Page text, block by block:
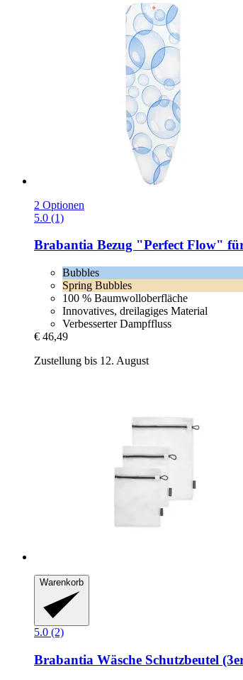
2 Optionen
5.0 (1)
Brabantia Bezug "Perfect Flow"
Bubbles
Spring Bubbles
100 % Baumwolloberfläche
Innovatives, dreilagiges Material
Verbesserter Dampffluss
€ 46,49
Zustellung bis 12. August
Warenkorb
5.0 (2)
Brabantia Wäsche Schutzbeutel